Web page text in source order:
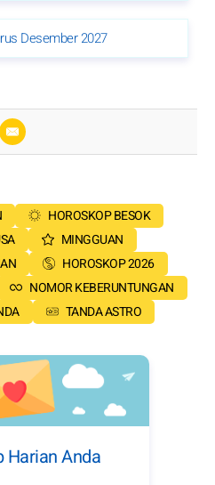
Desember 2027
HOROSKOP BESOK
MINGGUAN
HOROSKOP 2026
NOMOR KEBERUNTUNGAN
TANDA ASTRO
Harian Anda